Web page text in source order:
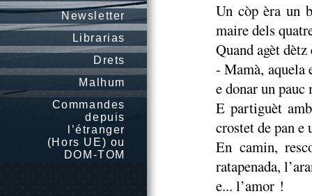
Newsletter
Librarias
Drets
Malhum
Commandes
depuis
l’étranger
(Hors UE) ou
DOM-TOM
Un còp èra un
maire dels
Quand agèt
- Mamà, aquela
e donar un pauc
E partiguèt
crostet de pan e
En camin,
ratapenada,
e... l’amor !